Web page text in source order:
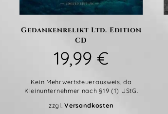
Gedankenrelikt Ltd. Edition
CD
19,99€
Kein Mehrwertsteuerausweis, da
Kleinunternehmer nach §19 (1) UStG.
zzgl.Versandkosten